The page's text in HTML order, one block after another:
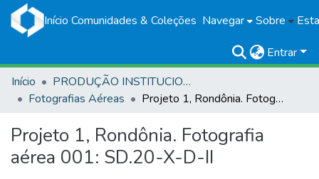
Início Comunidades & Coleções Navegar Sobre
Entrar
Início
PRODUÇÃO INSTITUCIONAL
Fotografias Aéreas
Projeto 1, Rondônia. Fotografia aérea 001: SD.20-X-D-II
Projeto 1, Rondônia. Fotografia
aérea 001: SD.20-X-D-II